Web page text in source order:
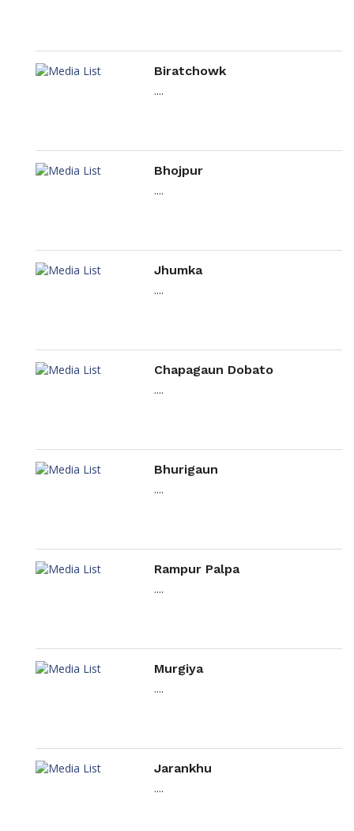
Biratchowk
....
Bhojpur
....
Jhumka
....
Chapagaun Dobato
....
Bhurigaun
....
Rampur Palpa
....
Murgiya
....
Jarankhu
....